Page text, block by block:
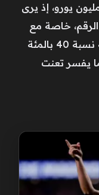
بشرطها الجزائي البالغ 12 مليون يورو، إذ يرى
الرقم، خاصة مع
وجود اتفاق مالي مع فياريال يمنحه نسبة 40 بالمئة
يفسر تعنت